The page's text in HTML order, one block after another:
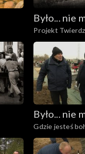
Było... nie
Projekt
Było... nie
Gdzie jesteś